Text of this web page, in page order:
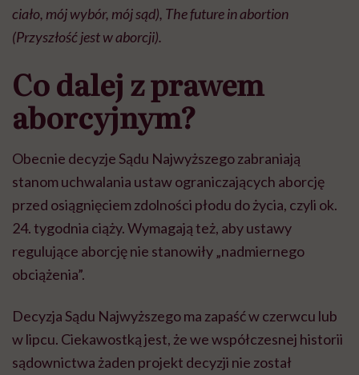
ciało, mój wybór, mój sąd), The future in abortion
(Przyszłość jest w aborcji).
Co dalej z prawem
aborcyjnym?
Obecnie decyzje Sądu Najwyższego zabraniają
stanom uchwalania ustaw ograniczających aborcję
przed osiągnięciem zdolności płodu do życia, czyli ok.
24. tygodnia ciąży. Wymagają też, aby ustawy
regulujące aborcję nie stanowiły „nadmiernego
obciążenia”.
Decyzja Sądu Najwyższego ma zapaść w czerwcu lub
w lipcu. Ciekawostką jest, że we współczesnej historii
sądownictwa żaden projekt decyzji nie został